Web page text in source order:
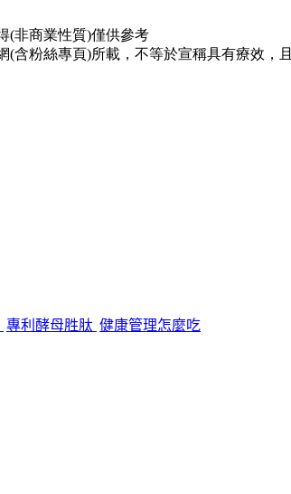
(非商業性質)僅供參考
(含粉絲專頁)所載，不等於宣稱具有療效
專利酵母胜肽 健康管理怎麼吃